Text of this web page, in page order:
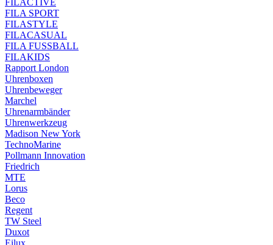
FILACTIVE
FILA SPORT
FILASTYLE
FILACASUAL
FILA FUSSBALL
FILAKIDS
Rapport London
Uhrenboxen
Uhrenbeweger
Marchel
Uhrenarmbänder
Uhrenwerkzeug
Madison New York
TechnoMarine
Pollmann Innovation
Friedrich
MTE
Lorus
Beco
Regent
TW Steel
Duxot
Eilux